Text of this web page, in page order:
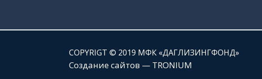
СOPYRIGT © 2019 МФК «ДАГЛИЗИНГФОНД»
Создание сайтов — TRONIUM